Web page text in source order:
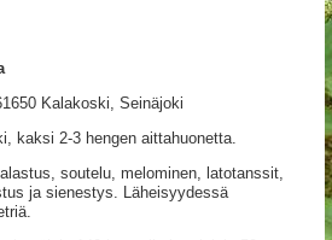
Kalakoski, Seinäjoki
kaksi 2-3 hengen aittahuonetta.
soutelu, melominen, latotanssit,
ja sienestys. Läheisyydessä